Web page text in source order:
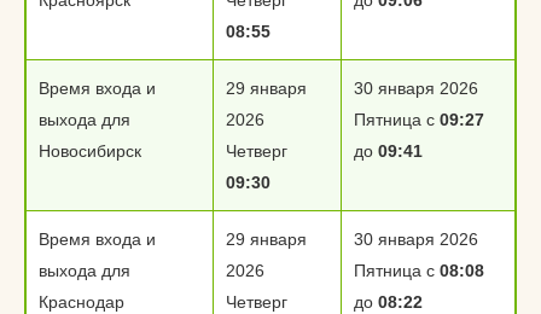
08:55
Время входа и
выхода для
Новосибирск
29 января
2026
Четверг
09:30
30 января 2026
Пятница с 09:27
до 09:41
Время входа и
выхода для
Краснодар
29 января
2026
Четверг
30 января 2026
Пятница с 08:08
до 08:22